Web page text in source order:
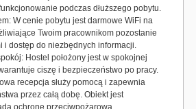
podczas dłuższego pobytu.
W cenie pobytu jest darmowe WiFi na
Twoim pracownikom pozostanie
i dostęp do niezbędnych informacji.
Hostel położony jest w spokojnej
ciszę i bezpieczeństwo po pracy.
recepcja służy pomocą i zapewnia
przez całą dobę. Obiekt jest
ochronę przeciwpożarową.